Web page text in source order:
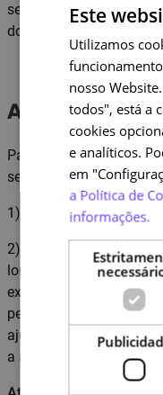
se errar. O que importa
do que precisa de rever.
Avaliação e
Para ter direito ao
seguintes requisitos:
1) Assistir a todos os
2) Participar em todos
longo do curso.
exercícios e perguntas
perceber o que
ajudar o INA a refletir
a aprendizagem dos
Este
Utilizamos
nosso
todos", está a
cookies
e analíticos.
em
a Política de
informações.